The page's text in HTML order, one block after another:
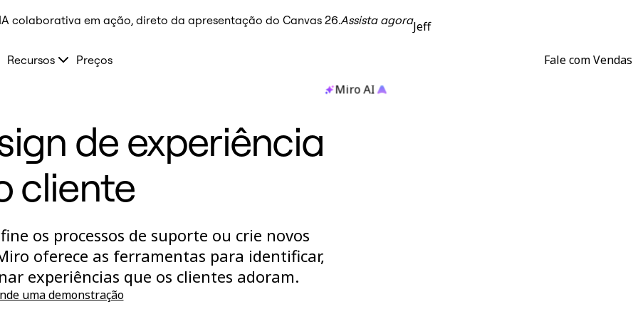
colaborativa em ação, direto da apresentação do Canvas 26.Assista agoraJeff
Recursos Preços Fale com Vendas
Miro AI
de experiência
cliente
os processos de suporte ou crie novos
oferece as ferramentas para identificar,
experiências que os clientes adoram.
uma demonstração